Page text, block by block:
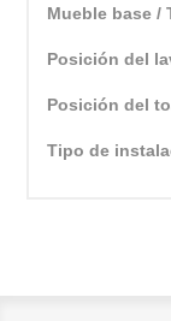
Mueble base
Posición del
Posición del
Tipo de